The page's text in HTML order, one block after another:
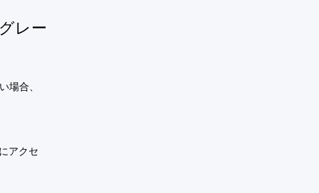
レー
場合、
アクセ